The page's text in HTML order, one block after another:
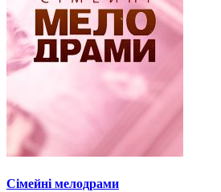
Сімейні мелодрами